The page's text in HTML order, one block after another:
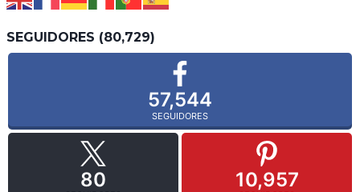
SEGUIDORES (80,729)
57,544
SEGUIDORES
80 10,957